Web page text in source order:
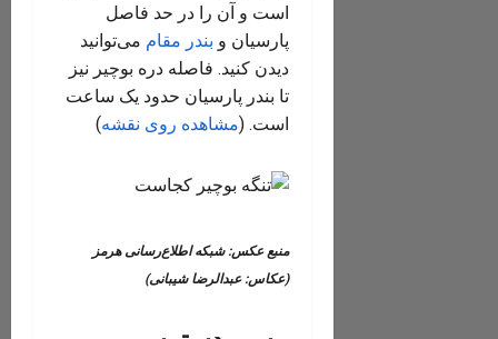
است و آن را در حد فاصل
پارسیان و بندر مقام می‌توانید
دیدن کنید. فاصله دره بوچیر نیز
تا بندر پارسیان حدود یک ساعت
است. (مشاهده روی نقشه)
منبع عکس: شبکه اطلاع‌رسانی هرمز
(عکاس: عبدالرضا شیبانی)